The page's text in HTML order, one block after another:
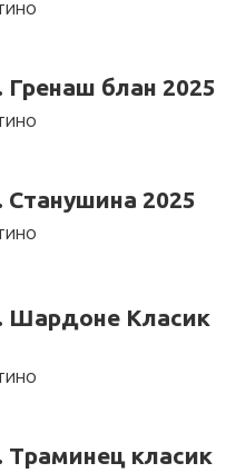
блан 2025
2025
Шардоне Класик
класик